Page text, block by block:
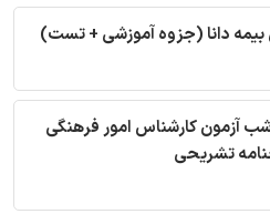
دانا (جزوه آموزشی + تست)
آزمون کارشناس امور فرهنگی
تشریحی